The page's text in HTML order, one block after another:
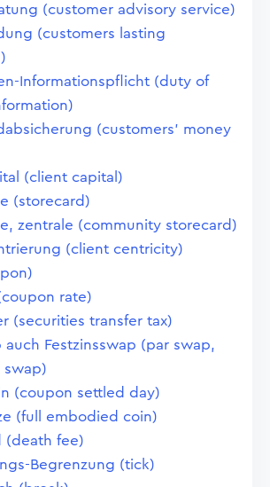
(customer advisory service)
(customers lasting
Informationspflicht (duty of
(customers' money
(client capital)
(storecard)
zentrale (community storecard)
(client centricity)
rate)
(securities transfer tax)
auch Festzinsswap (par swap,
swap)
(coupon settled day)
(full embodied coin)
(death fee)
Begrenzung (tick)